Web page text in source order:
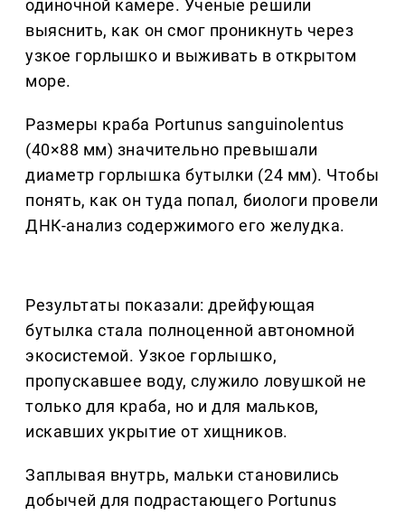
одиночной камере. Ученые решили
выяснить, как он смог проникнуть через
узкое горлышко и выживать в открытом
море.
Размеры краба Portunus sanguinolentus
(40×88 мм) значительно превышали
диаметр горлышка бутылки (24 мм). Чтобы
понять, как он туда попал, биологи провели
ДНК-анализ содержимого его желудка.
Результаты показали: дрейфующая
бутылка стала полноценной автономной
экосистемой. Узкое горлышко,
пропускавшее воду, служило ловушкой не
только для краба, но и для мальков,
искавших укрытие от хищников.
Заплывая внутрь, мальки становились
добычей для подрастающего Portunus